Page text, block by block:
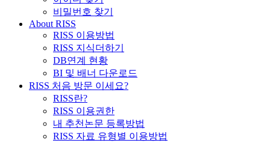
비밀번호 찾기
About RISS
RISS 이용방법
RISS 지식더하기
DB연계 현황
BI 및 배너 다운로드
RISS 처음 방문 이세요?
RISS란?
RISS 이용권한
내 추천논문 등록방법
RISS 자료 유형별 이용방법